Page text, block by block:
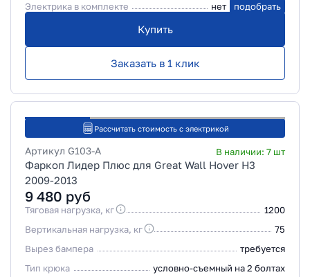
Электрика в комплекте
нет подобрать
Купить
Заказать в 1 клик
Рассчитать стоимость с электрикой
Артикул G103-A В наличии: 7 шт
Фаркоп Лидер Плюс для Great Wall Hover H3
2009-2013
9 480 руб
Тяговая нагрузка, кг
1200
Вертикальная нагрузка, кг
75
Вырез бампера
требуется
Тип крюка
условно-съемный на 2 болтах